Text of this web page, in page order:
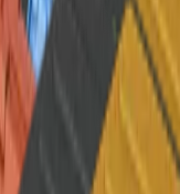
2013 Case,
Case 2,
Winter Offensive
Phoenix Weapon